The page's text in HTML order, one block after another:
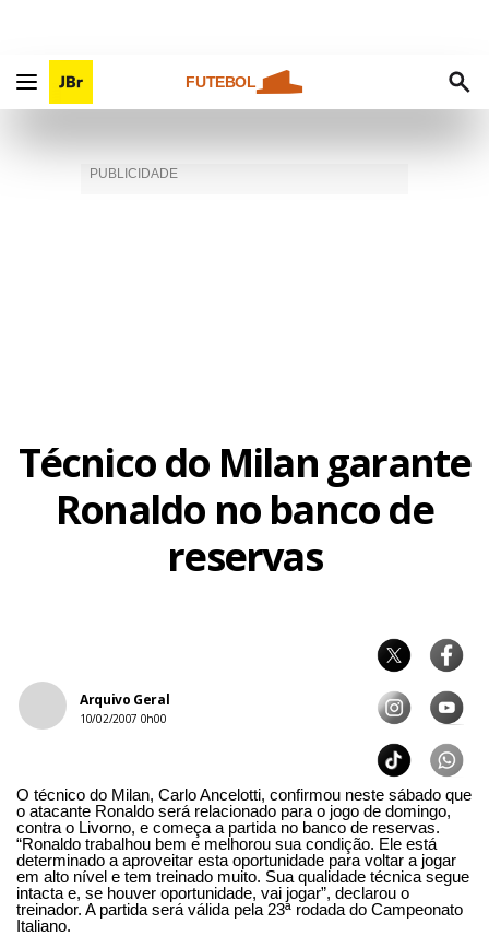
FUTEBOL
Técnico do Milan garante
Ronaldo no banco de
reservas
Arquivo Geral
10/02/2007 0h00
O técnico do Milan, Carlo Ancelotti, confirmou neste sábado que
o atacante Ronaldo será relacionado para o jogo de domingo,
contra o Livorno, e começa a partida no banco de reservas.
“Ronaldo trabalhou bem e melhorou sua condição. Ele está
determinado a aproveitar esta oportunidade para voltar a jogar
em alto nível e tem treinado muito. Sua qualidade técnica segue
intacta e, se houver oportunidade, vai jogar”, declarou o
treinador. A partida será válida pela 23ª rodada do Campeonato
Italiano.